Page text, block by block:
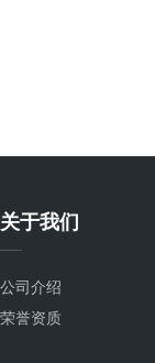
关于我们
公司介绍
荣誉资质